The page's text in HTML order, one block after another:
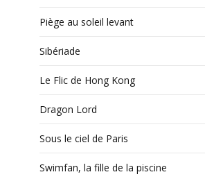
Piège au soleil levant
Sibériade
Le Flic de Hong Kong
Dragon Lord
Sous le ciel de Paris
Swimfan, la fille de la piscine